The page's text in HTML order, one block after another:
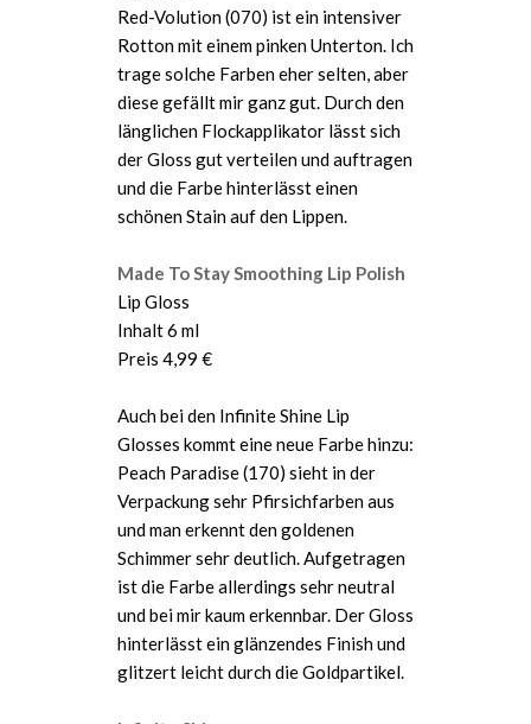
Red-Volution (070) ist ein intensiver
Rotton mit einem pinken Unterton. Ich
trage solche Farben eher selten, aber
diese gefällt mir ganz gut. Durch den
länglichen Flockapplikator lässt sich
der Gloss gut verteilen und auftragen
und die Farbe hinterlässt einen
schönen Stain auf den Lippen.
Made To Stay Smoothing Lip Polish
Lip Gloss
Inhalt 6 ml
Preis 4,99 €
Auch bei den Infinite Shine Lip
Glosses kommt eine neue Farbe hinzu:
Peach Paradise (170) sieht in der
Verpackung sehr Pfirsichfarben aus
und man erkennt den goldenen
Schimmer sehr deutlich. Aufgetragen
ist die Farbe allerdings sehr neutral
und bei mir kaum erkennbar. Der Gloss
hinterlässt ein glänzendes Finish und
glitzert leicht durch die Goldpartikel.